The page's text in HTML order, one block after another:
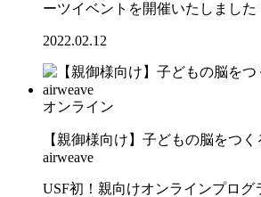
ーツイベントを開催いたしました
2022.02.12
オンライン
【親御様向け】子どもの脳をつく
airweave
USF初！親向けオンラインプログ